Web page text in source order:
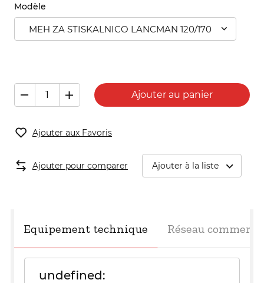
Modèle
MEH ZA STISKALNICO LANCMAN 120/170
Ajouter au panier
Ajouter aux Favoris
Ajouter pour comparer Ajouter à la liste
Equipement technique Réseau
undefined